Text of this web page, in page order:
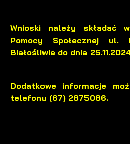
Wnioski należy składać
Pomocy Społecznej ul.
Białośliwie do dnia
Dodatkowe informacje
telefonu (67) 2875086.